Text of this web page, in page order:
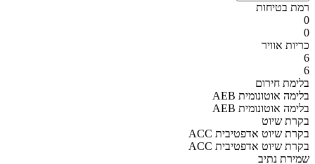
רמת בטיחות
0
0
כריות אוויר
6
6
בלימת חירום
AEB בלימה אוטונומית
AEB בלימה אוטונומית
בקרת שיוט
ACC בקרת שיוט אדפטיבית
ACC בקרת שיוט אדפטיבית
שמירת נתיב